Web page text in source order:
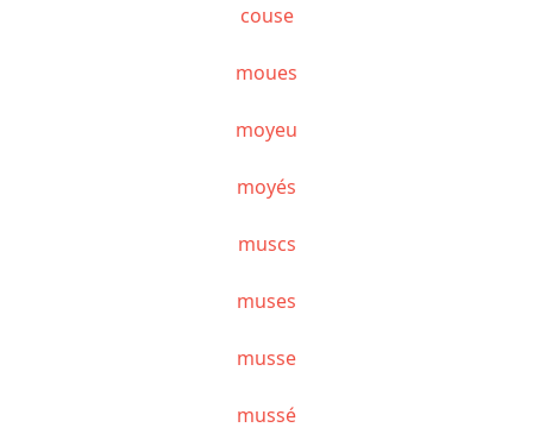
couse
moues
moyeu
moyés
muscs
muses
musse
mussé